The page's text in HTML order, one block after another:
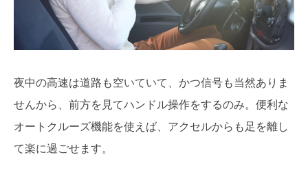
夜中の高速は道路も空いていて、かつ信号も当然ありま
せんから、前方を見てハンドル操作をするのみ。便利な
オートクルーズ機能を使えば、アクセルからも足を離し
て楽に過ごせます。